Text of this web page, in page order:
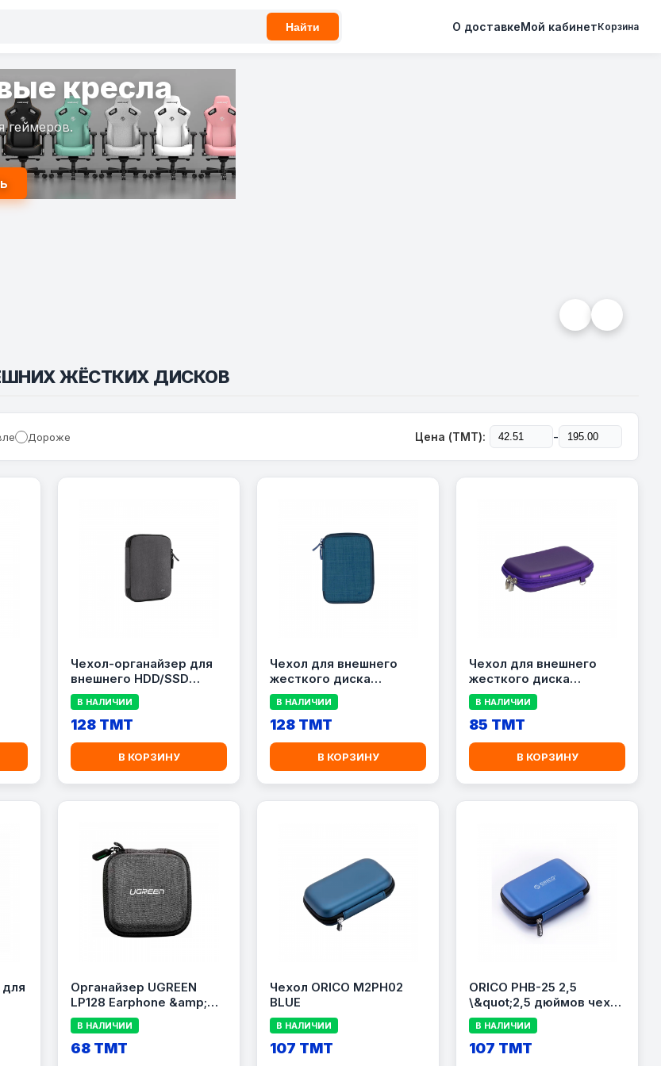
Найти О доставкеМой кабинетКорзина
кресла
геймеров.
ЖЁСТКИХ ДИСКОВ
Дороже Цена (TMT): -
Чехол-органайзер для
внешнего HDD/SSD
2.5\&quot; RIVACASE 5631
Black, черный
В НАЛИЧИИ
128 TMT
В КОРЗИНУ
Чехол для внешнего
жесткого диска
2.5\&quot; RIVACASE
5631, синий (Blue)
В НАЛИЧИИ
128 TMT
В КОРЗИНУ
Чехол для внешнего
жесткого диска
2.5\&quot; RIVACASE 9101
Ultraviolet
В НАЛИЧИИ
85 TMT
В КОРЗИНУ
для
Органайзер UGREEN
LP128 Earphone &amp;
Cable
В НАЛИЧИИ
68 TMT
Чехол ORICO M2PH02
BLUE
В НАЛИЧИИ
107 TMT
ORICO PHB-25 2,5
\&quot;2,5 дюймов чехол
на HDD
В НАЛИЧИИ
107 TMT